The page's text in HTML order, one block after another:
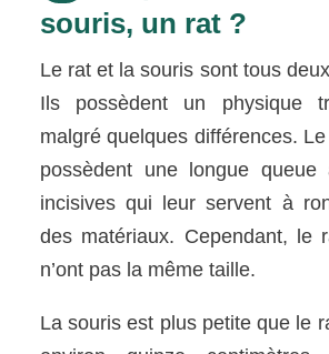
souris, un rat ?
Le rat et la souris sont tous
Ils possèdent un physique
malgré quelques différences.
possèdent une longue
incisives qui leur servent à
des matériaux. Cependant, le
n’ont pas la même taille.
La souris est plus petite que le